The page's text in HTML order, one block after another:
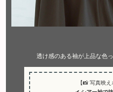
透け感のある袖が上品な色
【📸 写真映え